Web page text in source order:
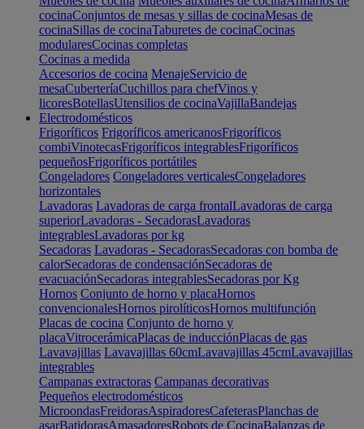
cocinaConjuntos de mesas y sillas de cocinaMesas de
cocinaSillas de cocinaTaburetes de cocinaCocinas
modularesCocinas completas
Cocinas a medida
Accesorios de cocina MenajeServicio de
mesaCuberteríaCuchillos para chefVinos y
licoresBotellasUtensilios de cocinaVajillaBandejas
Electrodomésticos
Frigoríficos Frigoríficos americanosFrigoríficos
combiVinotecasFrigoríficos integrablesFrigoríficos
pequeñosFrigoríficos portátiles
Congeladores Congeladores verticalesCongeladores
horizontales
Lavadoras Lavadoras de carga frontalLavadoras de carga
superiorLavadoras - SecadorasLavadoras
integrablesLavadoras por kg
Secadoras Lavadoras - SecadorasSecadoras con bomba de
calorSecadoras de condensaciónSecadoras de
evacuaciónSecadoras integrablesSecadoras por Kg
Hornos Conjunto de horno y placaHornos
convencionalesHornos pirolíticosHornos multifunción
Placas de cocina Conjunto de horno y
placaVitrocerámicaPlacas de inducciónPlacas de gas
Lavavajillas Lavavajillas 60cmLavavajillas 45cmLavavajillas
integrables
Campanas extractoras Campanas decorativas
Pequeños electrodomésticos
MicroondasFreidorasAspiradoresCafeterasPlanchas de
asarBatidorasAmasadoresRobots de CocinaBalanzas de